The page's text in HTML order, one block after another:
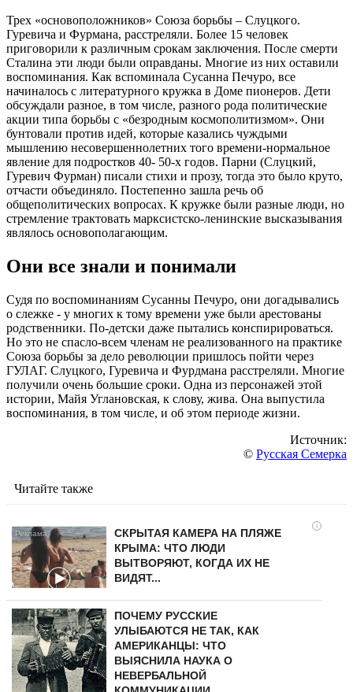
Трех «основоположников» Союза борьбы – Слуцкого.
Гуревича и Фурмана, расстреляли. Более 15 человек
приговорили к различным срокам заключения. После смерти
Сталина эти люди были оправданы. Многие из них оставили
воспоминания. Как вспоминала Сусанна Печуро, все
начиналось с литературного кружка в Доме пионеров. Дети
обсуждали разное, в том числе, разного рода политические
акции типа борьбы с «безродным космополитизмом». Они
бунтовали против идей, которые казались чуждыми
мышлению несовершеннолетних того времени-нормальное
явление для подростков 40- 50-х годов. Парни (Слуцкий,
Гуревич Фурман) писали стихи и прозу, тогда это было круто,
отчасти объединяло. Постепенно зашла речь об
общеполитических вопросах. К кружке были разные люди, но
стремление трактовать марксистско-ленинские высказывания
являлось основополагающим.
Они все знали и понимали
Судя по воспоминаниям Сусанны Печуро, они догадывались
о слежке - у многих к тому времени уже были арестованы
родственники. По-детски даже пытались конспирироваться.
Но это не спасло-всем членам не реализованного на практике
Союза борьбы за дело революции пришлось пойти через
ГУЛАГ. Слуцкого, Гуревича и Фурдмана расстреляли. Многие
получили очень большие сроки. Одна из персонажей этой
истории, Майя Углановская, к слову, жива. Она выпустила
воспоминания, в том числе, и об этом периоде жизни.
Источник:
© Русская Семерка
Читайте также
i
СКРЫТАЯ КАМЕРА НА ПЛЯЖЕ
КРЫМА: ЧТО ЛЮДИ
ВЫТВОРЯЮТ, КОГДА ИХ НЕ
ВИДЯТ...
ПОЧЕМУ РУССКИЕ
УЛЫБАЮТСЯ НЕ ТАК, КАК
АМЕРИКАНЦЫ: ЧТО
ВЫЯСНИЛА НАУКА О
НЕВЕРБАЛЬНОЙ